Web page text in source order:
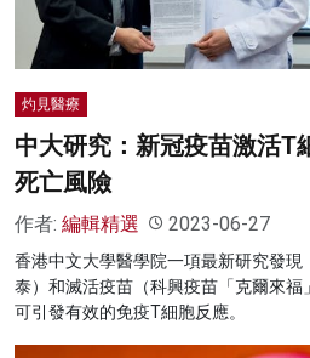
灼見活動
灼見醫療
中大研究：新冠疫苗激活T
死亡風險
作者: 編輯精選 2023-06-27
香港中文大學醫學院一項最新研究發
泰）和滅活疫苗（科興疫苗「克爾來
可引發有效的免疫T細胞反應。